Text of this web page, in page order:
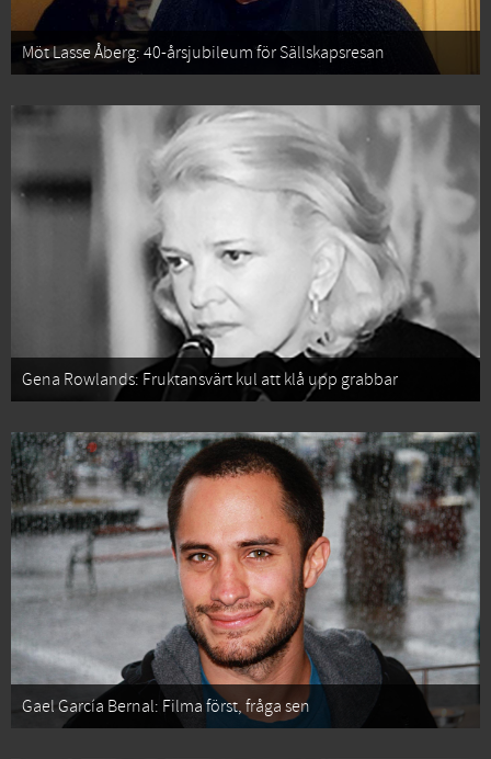
Möt Lasse Åberg: 40-årsjubileum för Sällskapsresan
Gena Rowlands: Fruktansvärt kul att klå upp grabbar
Gael García Bernal: Filma först, fråga sen